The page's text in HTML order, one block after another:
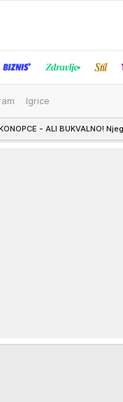
Igrice
razoran udarac postao